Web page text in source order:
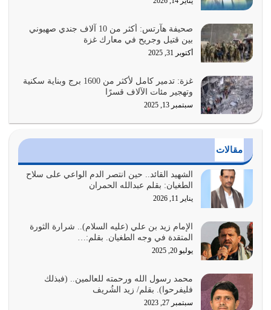
فيه كثيرة وسينصرك الله عليه إذا…
يوليو 26, 2026
أراد الله لهذه الأمة ان تكون خير امة أخرجت للناس بالنهوض
بالأمر بالمعروف والنهي عن…
يوليو 25, 2026
الدين الذي شرعه الله لا يجوز أن يخضع لآرائنا وأهوائنا
أي أمة تتفرق في الدين وتتفرق في كيانها معناه أنها أصبحت
أمة عاجزة عن النهوض…
يوليو 23, 2026
بحبل الله جميعاً وليس كل…
يوليو 22, 2026
يشاء ويذل من يشاء
يوليو 21, 2026
صحيفة هآرتس: أكثر من 10 آلاف جندي صهيوني
بين قتيل وجريح في معارك غزة
أكتوبر 31, 2025
غزة: تدمير كامل لأكثر من 1600 برج وبناية سكنية
وتهجير مئات الآلاف قسرًا
سبتمبر 13, 2025
مقالات
الشهيد القائد.. حين انتصر الدم الواعي على سلاح
الطغيان: بقلم عبدالله الحمران
يناير 11, 2026
الإمام زيد بن علي (عليه السلام).. شرارة الثورة
المتقدة في وجه الطغيان. بقلم:…
يوليو 20, 2025
محمد رسول الله ورحمته للعالمين.. (فبذلك
فليفرحوا). بقلم/ زيد الشُريف
سبتمبر 27, 2023